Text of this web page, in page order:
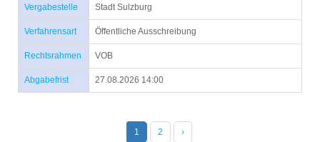
Vergabestelle Stadt Sulzburg
Verfahrensart Öffentliche Ausschreibung
Rechtsrahmen VOB
Abgabefrist 27.08.2026 14:00
1 2 ›